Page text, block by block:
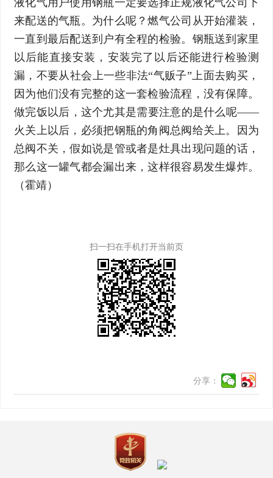
液化气用户使用钢瓶一定要选择正规液化气公司下
来配送的气瓶。为什么呢？燃气公司从开始灌装，
一直到最后配送到户有全程的检验。钢瓶送到家里
以后能直接安装，安装完了以后还能进行检验测
漏，不要从社会上一些非法“气贩子”上面去购买，
因为他们没有完整的这一套检验流程，没有保障。
做完饭以后，这个尤其是需要注意的是什么呢——
火关上以后，必须把钢瓶的角阀总阀给关上。因为
总阀不关，假如说是管或者是灶具出现问题的话，
那么这一罐气都会漏出来，这样很容易发生爆炸。
（霍靖）
扫一扫在手机打开当前页
分享：